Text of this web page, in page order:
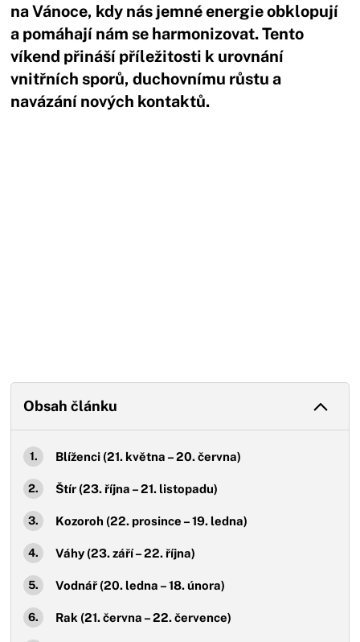
na Vánoce, kdy nás jemné energie obklopují
a pomáhají nám se harmonizovat. Tento
víkend přináší příležitosti k urovnání
vnitřních sporů, duchovnímu růstu a
navázání nových kontaktů.
Obsah článku
Blíženci (21. května – 20. června)
Štír (23. října – 21. listopadu)
Kozoroh (22. prosince – 19. ledna)
Váhy (23. září – 22. října)
Vodnář (20. ledna – 18. února)
Rak (21. června – 22. července)